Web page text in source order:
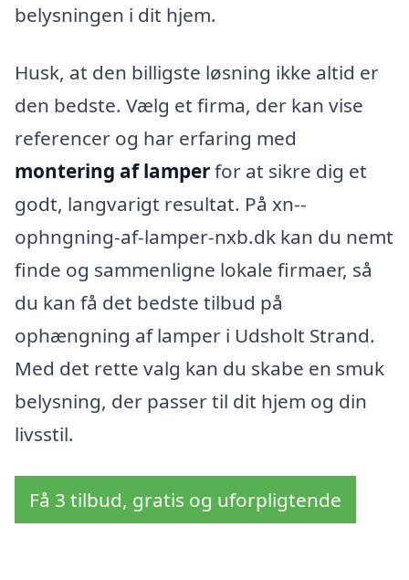
belysningen i dit hjem.
Husk, at den billigste løsning ikke altid er
den bedste. Vælg et firma, der kan vise
referencer og har erfaring med
montering af lamperfor at sikre dig et
godt, langvarigt resultat. På xn--
ophngning-af-lamper-nxb.dk kan du nemt
finde og sammenligne lokale firmaer, så
du kan få det bedste tilbud på
ophængning af lamper i Udsholt Strand.
Med det rette valg kan du skabe en smuk
belysning, der passer til dit hjem og din
livsstil.
Få 3 tilbud, gratis og uforpligtende